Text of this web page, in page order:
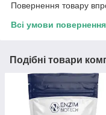
Повернення товару
Всі умови повернення
Подібні товари